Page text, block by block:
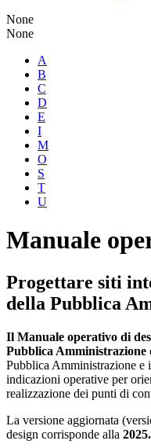
None
None
A
B
C
D
E
I
M
O
S
T
U
Manuale
Progettare siti
della Pubblica
Il Manuale operativo di
Pubblica Amministrazione
Pubblica Amministrazione
indicazioni operative per
realizzazione dei punti di
La versione aggiornata
design corrisponde alla